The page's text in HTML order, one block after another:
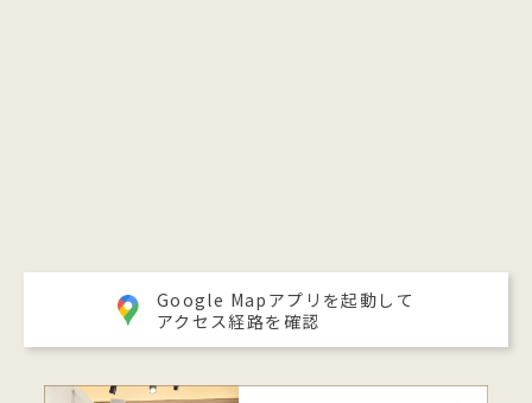
Google Mapアプリを起動して
アクセス経路を確認